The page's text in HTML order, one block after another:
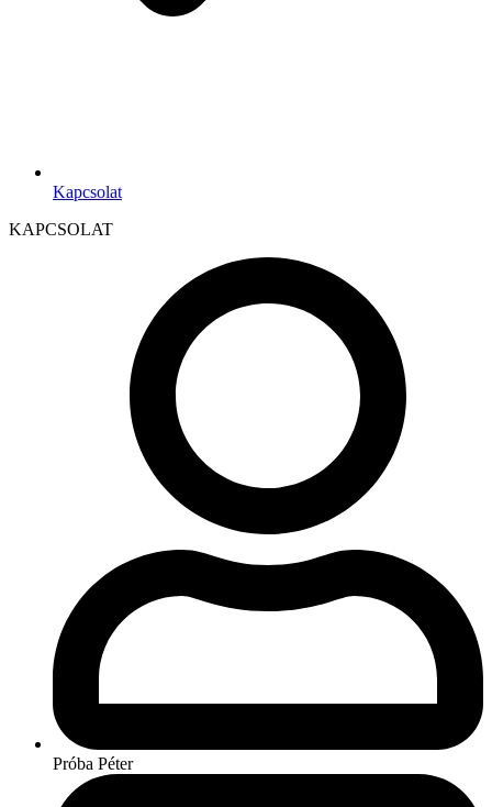
Kapcsolat
KAPCSOLAT
Próba Péter